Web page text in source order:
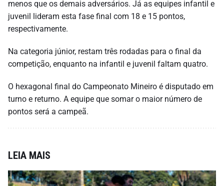
menos que os demais adversários. Já as equipes infantil e
juvenil lideram esta fase final com 18 e 15 pontos,
respectivamente.
Na categoria júnior, restam três rodadas para o final da
competição, enquanto na infantil e juvenil faltam quatro.
O hexagonal final do Campeonato Mineiro é disputado em
turno e returno. A equipe que somar o maior número de
pontos será a campeã.
LEIA MAIS